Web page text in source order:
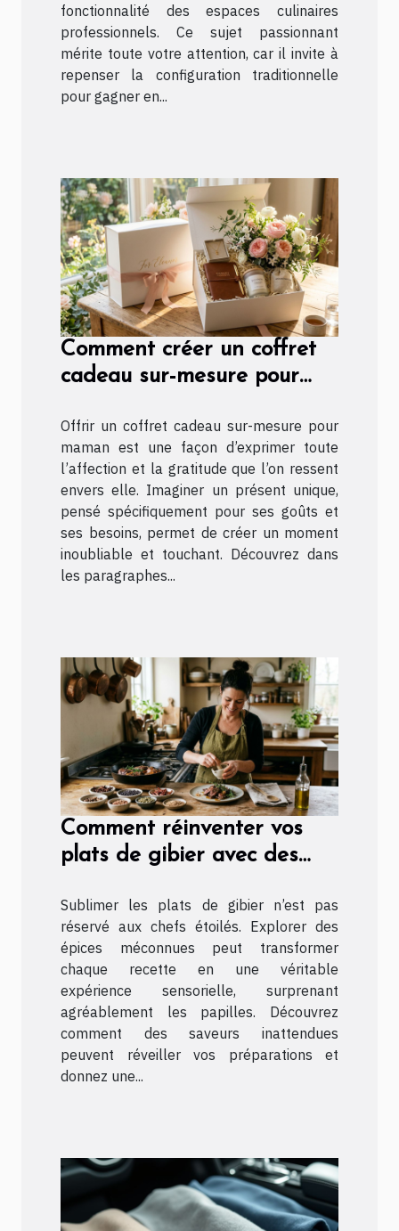
fonctionnalité des espaces culinaires
professionnels. Ce sujet passionnant
mérite toute votre attention, car il invite à
repenser la configuration traditionnelle
pour gagner en...
Comment créer un coffret
cadeau sur-mesure pour
Offrir un coffret cadeau sur-mesure pour
maman est une façon d’exprimer toute
l’affection et la gratitude que l’on ressent
envers elle. Imaginer un présent unique,
pensé spécifiquement pour ses goûts et
ses besoins, permet de créer un moment
inoubliable et touchant. Découvrez dans
les paragraphes...
Comment réinventer vos
plats de gibier avec des
Sublimer les plats de gibier n’est pas
réservé aux chefs étoilés. Explorer des
épices méconnues peut transformer
chaque recette en une véritable
expérience sensorielle, surprenant
agréablement les papilles. Découvrez
comment des saveurs inattendues
peuvent réveiller vos préparations et
donnez une...